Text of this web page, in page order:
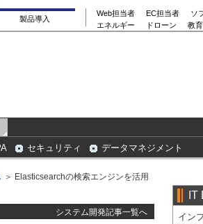
製品導入
Web担当者 EC担当者
ソ
エネルギー
ドローン 教
セキュリティ データマネジメント
＞ Elasticsearchの検索エンジンを活用
システム開発記事一覧へ
IT
イン